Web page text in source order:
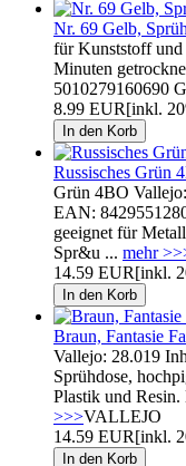
Nr. 69 Gelb,
für Kunststoff und
Minuten
5010279160690
8.99 EUR[inkl.
Russisches Grün
Grün 4BO
EAN:
geeignet für
Spr&u ... mehr
14.59 EUR[inkl.
Braun, Fantasie
Vallejo: 28.019
Sprühdose,
Plastik und
>>>VALLEJO
14.59 EUR[inkl.